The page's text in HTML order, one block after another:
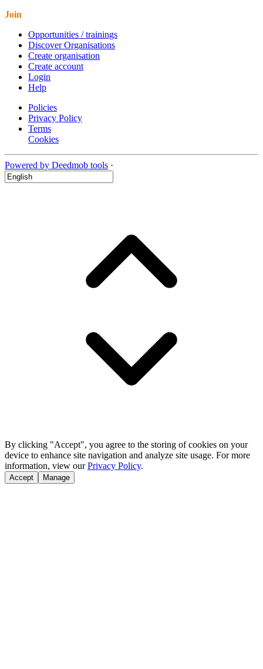
Join
Opportunities / trainings
Discover Organisations
Create organisation
Create account
Login
Help
Policies
Privacy Policy
Terms
Cookies
Powered by Deedmob tools ·
By clicking "Accept", you agree to the storing of cookies on your
device to enhance site navigation and analyze site usage. For more
information, view our Privacy Policy.
Accept Manage